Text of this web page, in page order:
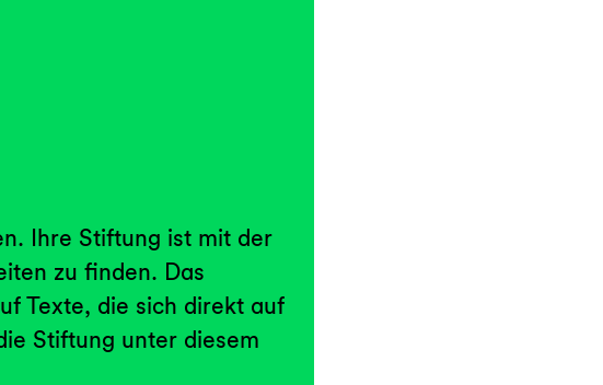
Ihre Stiftung ist mit der
zu finden. Das
Texte, die sich direkt auf
Stiftung unter diesem